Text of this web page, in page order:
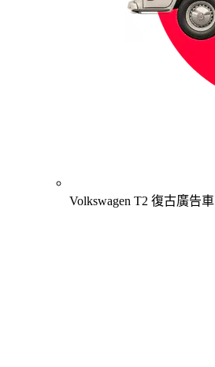
Volkswagen T2 復古廣告車